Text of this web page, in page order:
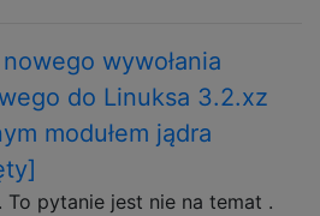
wywołania
do Linuksa 3.2.xz
modułem jądra
To pytanie jest nie na temat .